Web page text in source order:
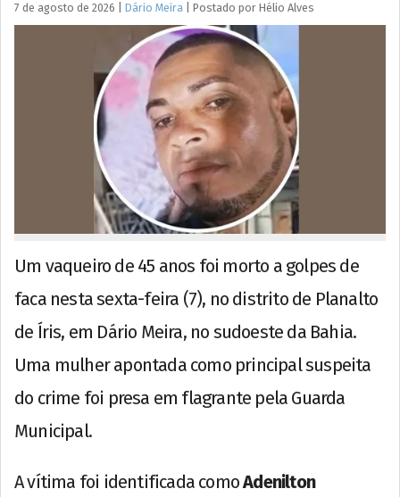
7 de agosto de 2026 Dário Meira Postado por Hélio Alves
Um vaqueiro de 45 anos foi morto a golpes de
faca nesta sexta-feira (7), no distrito de Planalto
de Íris, em Dário Meira, no sudoeste da Bahia.
Uma mulher apontada como principal suspeita
do crime foi presa em flagrante pela Guarda
Municipal.
A vítima foi identificada comoAdenilton